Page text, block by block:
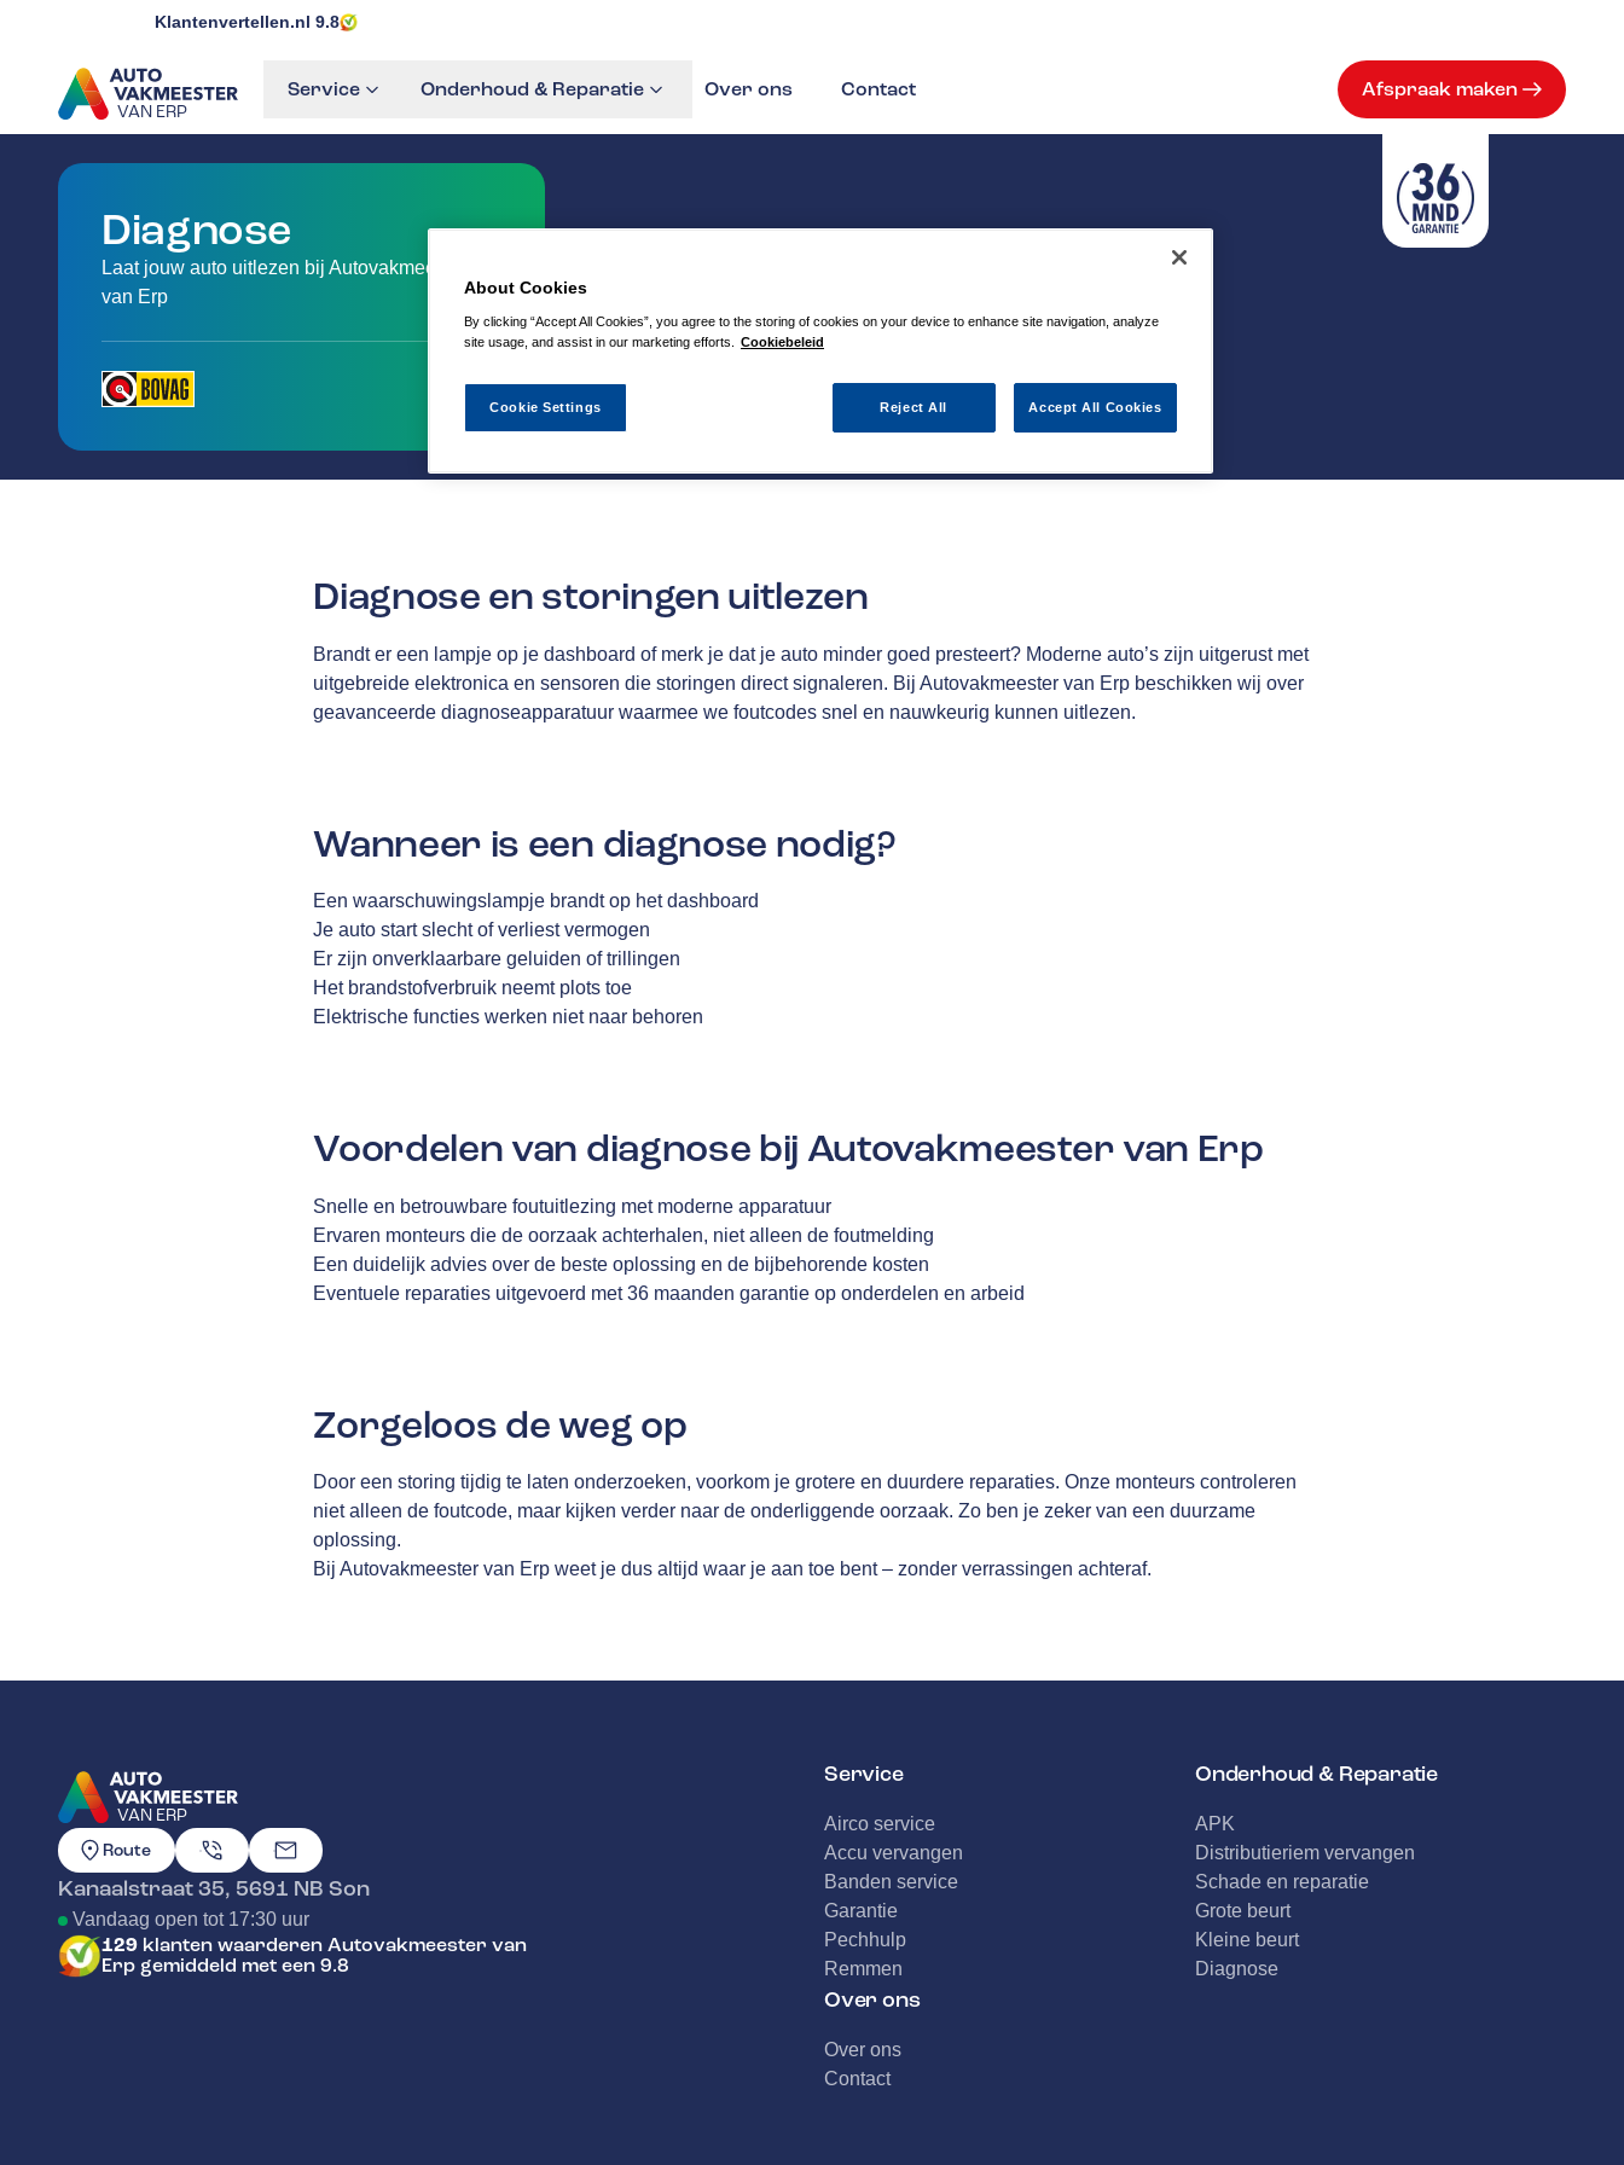
Klantenvertellen.nl 9.8
VAN ERP
GA NAAR DE HOMEPAGINA
Service Onderhoud & Reparatie Over ons Contact Afspraak maken
Diagnose
Laat jouw auto uitlezen bij Autovakmeester
van Erp
Diagnose en storingen uitlezen
Brandt er een lampje op je dashboard of merk je dat je auto minder goed presteert? Moderne auto’s zijn uitgerust met
uitgebreide elektronica en sensoren die storingen direct signaleren. Bij Autovakmeester van Erp beschikken wij over
geavanceerde diagnoseapparatuur waarmee we foutcodes snel en nauwkeurig kunnen uitlezen.
Wanneer is een diagnose nodig?
Een waarschuwingslampje brandt op het dashboard
Je auto start slecht of verliest vermogen
Er zijn onverklaarbare geluiden of trillingen
Het brandstofverbruik neemt plots toe
Elektrische functies werken niet naar behoren
Voordelen van diagnose bij Autovakmeester van Erp
Snelle en betrouwbare foutuitlezing met moderne apparatuur
Ervaren monteurs die de oorzaak achterhalen, niet alleen de foutmelding
Een duidelijk advies over de beste oplossing en de bijbehorende kosten
Eventuele reparaties uitgevoerd met 36 maanden garantie op onderdelen en arbeid
Zorgeloos de weg op
Door een storing tijdig te laten onderzoeken, voorkom je grotere en duurdere reparaties. Onze monteurs controleren
niet alleen de foutcode, maar kijken verder naar de onderliggende oorzaak. Zo ben je zeker van een duurzame
oplossing.
Bij Autovakmeester van Erp weet je dus altijd waar je aan toe bent – zonder verrassingen achteraf.
VAN ERP
GA NAAR DE HOMEPAGINA
Route
Kanaalstraat 35, 5691 NB Son
Vandaag open tot 17:30 uur
129 klanten waarderen Autovakmeester van
Erp gemiddeld met een 9.8
Service
Airco service
Accu vervangen
Banden service
Garantie
Pechhulp
Remmen
Onderhoud & Reparatie
APK
Distributieriem vervangen
Schade en reparatie
Grote beurt
Kleine beurt
Diagnose
Over ons
Over ons
Contact
About Cookies
By clicking “Accept All Cookies”, you agree to the storing of cookies on your device to enhance site navigation, analyze
site usage, and assist in our marketing efforts.
Cookiebeleid
Reject All Accept All Cookies
Cookie Settings